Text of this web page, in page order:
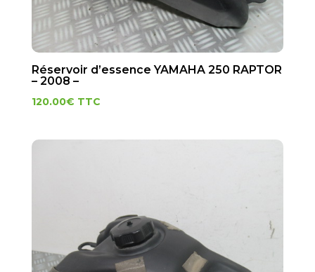
Réservoir d’essence YAMAHA 250 RAPTOR
– 2008 –
120.00€ TTC